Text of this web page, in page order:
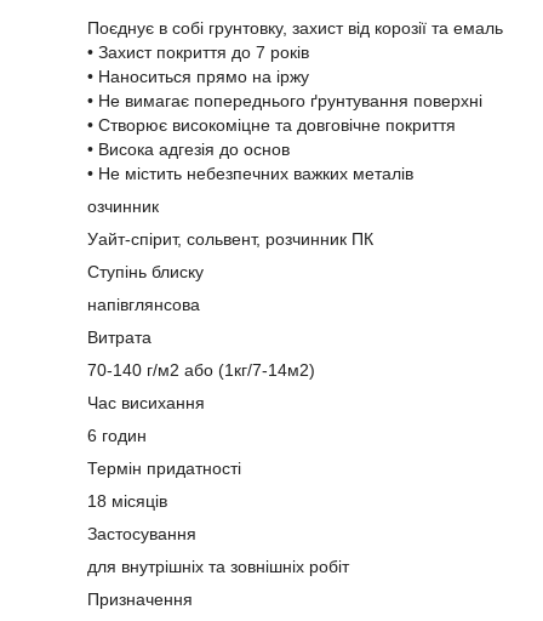
Поєднує в собі грунтовку, захист від корозії та емаль
• Захист покриття до 7 років
• Наноситься прямо на іржу
• Не вимагає попереднього ґрунтування поверхні
• Створює високоміцне та довговічне покриття
• Висока адгезія до основ
• Не містить небезпечних важких металів
озчинник
Уайт-спірит, сольвент, розчинник ПК
Ступінь блиску
напівглянсова
Витрата
70-140 г/м2 або (1кг/7-14м2)
Час висихання
6 годин
Термін придатності
18 місяців
Застосування
для внутрішніх та зовнішніх робіт
Призначення